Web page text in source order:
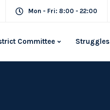
Mon - Fri: 8:00 - 22:00
Committee Struggles